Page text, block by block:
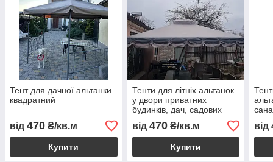
Тент для дачної альтанки
квадратний
від 470 ₴/кв.м
Купити
Тенти для літніх альтанок
у двори приватних
будинків, дач, садових
ділянок, котеджів, садиб,
маєтків, вілл
від 470₴/кв.м
Купити
від